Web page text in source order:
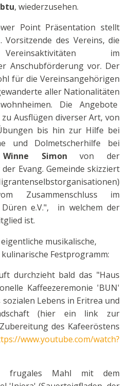
, wiederzusehen.
Point Präsentation stellt
Vorsitzende des Vereins, die
im
Anschubförderung vor. Der
für die Vereinsangehörigen
aller Nationalitäten
Die Angebote
Ausflügen diverser Art, von
bis hin zur Hilfe bei
und Dolmetscherhilfe bei
Winne Simon von der
Evang. Gemeinde skizziert
Zusammenschluss im
Düren e.V.", in welchem der
ist.
musikalische,
Festprogramm:
durchzieht bald das "Haus
Kaffeezeremonie 'BUN'
Lebens in Eritrea und
(hier ein link zur
des Kafeeröstens
www.youtube.com/watch?
frugales Mahl mit dem